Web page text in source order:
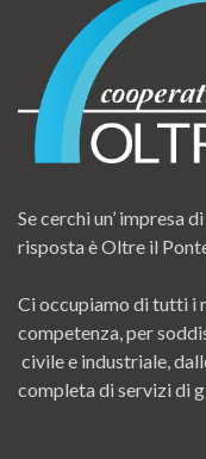
Se cerchi un’ impresa
risposta è Oltre il
Ci occupiamo di tutti i
competenza, per
civile e industriale,
completa di servizi di